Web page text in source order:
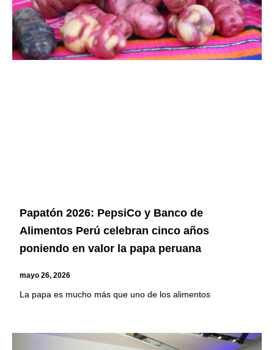
Papatón 2026: PepsiCo y Banco de
Alimentos Perú celebran cinco años
poniendo en valor la papa peruana
mayo 26, 2026
La papa es mucho más que uno de los alimentos